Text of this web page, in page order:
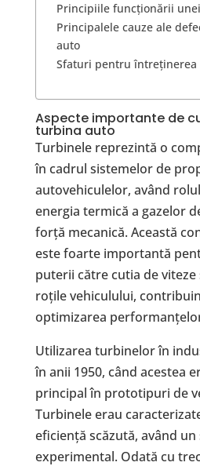
Principiile funcționării
Principalele cauze ale
auto
Sfaturi pentru
Aspecte importante de
turbina auto
Turbinele reprezintă o
în cadrul sistemelor de
autovehiculelor, având
energia termică a gazelor
forță mecanică. Această
este foarte importantă
puterii către cutia de
roțile vehiculului,
optimizarea
Utilizarea turbinelor în
în anii 1950, când acestea
principal în prototipuri de
Turbinele erau
eficiență scăzută, având
experimental. Odată cu